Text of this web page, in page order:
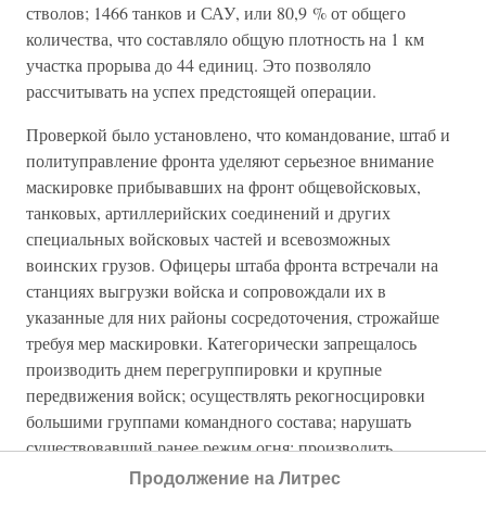
стволов; 1466 танков и САУ, или 80,9 % от общего
количества, что составляло общую плотность на 1 км
участка прорыва до 44 единиц. Это позволяло
рассчитывать на успех предстоящей операции.
Проверкой было установлено, что командование, штаб и
политуправление фронта уделяют серьезное внимание
маскировке прибывавших на фронт общевойсковых,
танковых, артиллерийских соединений и других
специальных войсковых частей и всевозможных
воинских грузов. Офицеры штаба фронта встречали на
станциях выгрузки войска и сопровождали их в
указанные для них районы сосредоточения, строжайше
требуя мер маскировки. Категорически запрещалось
производить днем перегруппировки и крупные
передвижения войск; осуществлять рекогносцировки
большими группами командного состава; нарушать
существовавший ранее режим огня; производить
ознакомительные облеты занятых противником
Продолжение на Литрес